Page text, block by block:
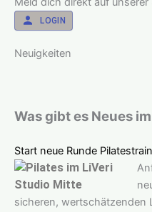
LOGIN
Neuigkeiten
Was gibt es Neues
Start neue Runde
sicheren, wertschätzenden